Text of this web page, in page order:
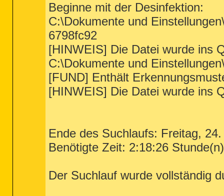
Beginne mit der Desinfektion:
C:\Dokumente und
6798fc92
[HINWEIS] Die Datei wurde ins
C:\Dokumente und
[FUND] Enthält
[HINWEIS] Die Datei wurde ins
Ende des Suchlaufs: Freitag,
Benötigte Zeit: 2:18:26 Stunde(n)
Der Suchlauf wurde vollständig